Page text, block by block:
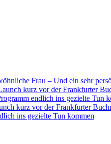
Frau – Und ein sehr
kurz vor der Frankfurter
endlich ins gezielte Tun
kurz vor der Frankfurter
ins gezielte Tun kommen